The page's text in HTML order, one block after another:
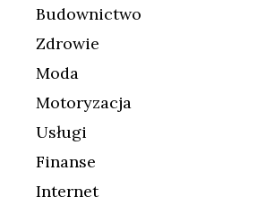
Budownictwo
Zdrowie
Moda
Motoryzacja
Usługi
Finanse
Internet